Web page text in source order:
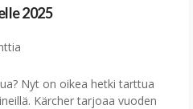
2025
Nyt on oikea hetki tarttua
Kärcher tarjoaa vuoden